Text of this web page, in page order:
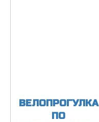
ВЕЛОПРОГУЛКА
ПО